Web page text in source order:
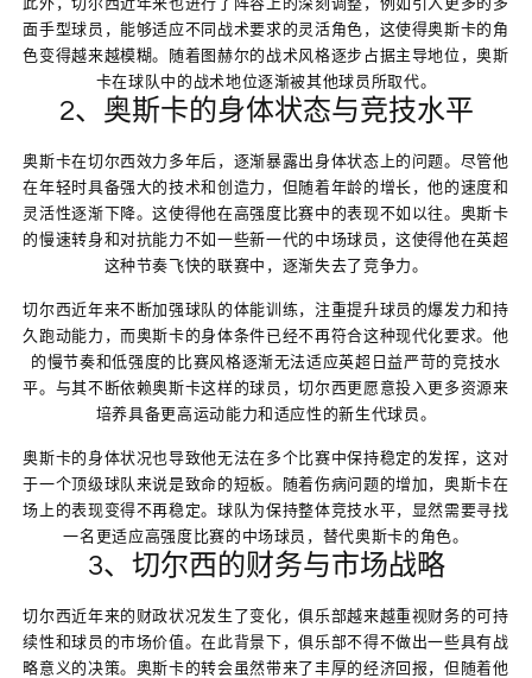
面手型球员，能够适应不同战术要求的灵活角色，这使得奥斯卡的角
色变得越来越模糊。随着图赫尔的战术风格逐步占据主导地位，奥斯
卡在球队中的战术地位逐渐被其他球员所取代。
2、奥斯卡的身体状态与竞技水平
奥斯卡在切尔西效力多年后，逐渐暴露出身体状态上的问题。尽管他
在年轻时具备强大的技术和创造力，但随着年龄的增长，他的速度和
灵活性逐渐下降。这使得他在高强度比赛中的表现不如以往。奥斯卡
的慢速转身和对抗能力不如一些新一代的中场球员，这使得他在英超
这种节奏飞快的联赛中，逐渐失去了竞争力。
切尔西近年来不断加强球队的体能训练，注重提升球员的爆发力和持
久跑动能力，而奥斯卡的身体条件已经不再符合这种现代化要求。他
的慢节奏和低强度的比赛风格逐渐无法适应英超日益严苛的竞技水
平。与其不断依赖奥斯卡这样的球员，切尔西更愿意投入更多资源来
培养具备更高运动能力和适应性的新生代球员。
奥斯卡的身体状况也导致他无法在多个比赛中保持稳定的发挥，这对
于一个顶级球队来说是致命的短板。随着伤病问题的增加，奥斯卡在
场上的表现变得不再稳定。球队为保持整体竞技水平，显然需要寻找
一名更适应高强度比赛的中场球员，替代奥斯卡的角色。
3、切尔西的财务与市场战略
切尔西近年来的财政状况发生了变化，俱乐部越来越重视财务的可持
续性和球员的市场价值。在此背景下，俱乐部不得不做出一些具有战
略意义的决策。奥斯卡的转会虽然带来了丰厚的经济回报，但随着他